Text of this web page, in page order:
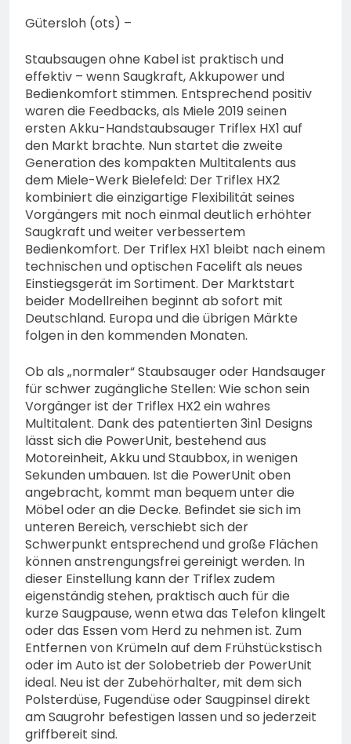
eines Fotos
Gütersloh (ots) –
Staubsaugen ohne Kabel ist praktisch und
effektiv – wenn Saugkraft, Akkupower und
Bedienkomfort stimmen. Entsprechend positiv
waren die Feedbacks, als Miele 2019 seinen
ersten Akku-Handstaubsauger Triflex HX1 auf
den Markt brachte. Nun startet die zweite
Generation des kompakten Multitalents aus
dem Miele-Werk Bielefeld: Der Triflex HX2
kombiniert die einzigartige Flexibilität seines
Vorgängers mit noch einmal deutlich erhöhter
Saugkraft und weiter verbessertem
Bedienkomfort. Der Triflex HX1 bleibt nach einem
technischen und optischen Facelift als neues
Einstiegsgerät im Sortiment. Der Marktstart
beider Modellreihen beginnt ab sofort mit
Deutschland. Europa und die übrigen Märkte
folgen in den kommenden Monaten.
Ob als „normaler“ Staubsauger oder Handsauger
für schwer zugängliche Stellen: Wie schon sein
Vorgänger ist der Triflex HX2 ein wahres
Multitalent. Dank des patentierten 3in1 Designs
lässt sich die PowerUnit, bestehend aus
Motoreinheit, Akku und Staubbox, in wenigen
Sekunden umbauen. Ist die PowerUnit oben
angebracht, kommt man bequem unter die
Möbel oder an die Decke. Befindet sie sich im
unteren Bereich, verschiebt sich der
Schwerpunkt entsprechend und große Flächen
können anstrengungsfrei gereinigt werden. In
dieser Einstellung kann der Triflex zudem
eigenständig stehen, praktisch auch für die
kurze Saugpause, wenn etwa das Telefon klingelt
oder das Essen vom Herd zu nehmen ist. Zum
Entfernen von Krümeln auf dem Frühstückstisch
oder im Auto ist der Solobetrieb der PowerUnit
ideal. Neu ist der Zubehörhalter, mit dem sich
Polsterdüse, Fugendüse oder Saugpinsel direkt
am Saugrohr befestigen lassen und so jederzeit
griffbereit sind.